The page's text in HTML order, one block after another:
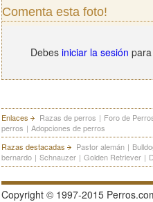
Comenta esta foto!
Debes iniciar la sesión
Enlaces Razas de perros | Foro de
perros | Adopciones de perros
Razas destacadas
Pastor alemán |
bernardo | Schnauzer | Golden Retriever |
Copyright © 1997-2015